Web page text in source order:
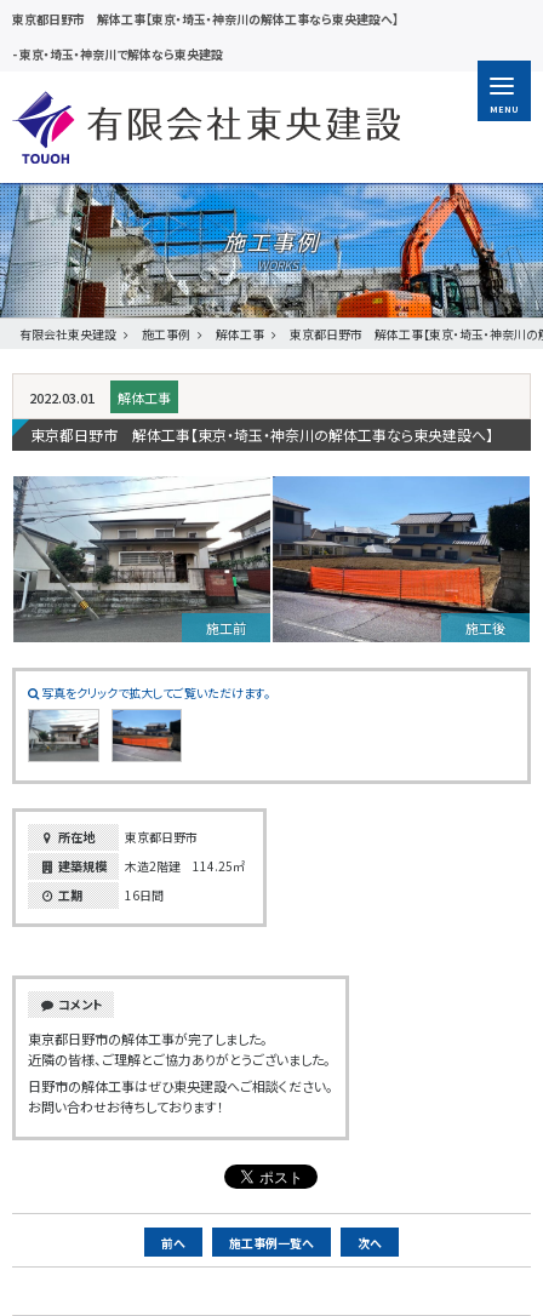
東京都日野市 解体工事【東京・埼玉・神奈川の解体工事なら東央建設へ】
-東京・埼玉・神奈川で解体なら東央建設
MENU
施工事例
有限会社東央建設 施工事例 解体工事 東京都日野市 解体工事【東京・埼玉・神奈川の
2022.03.01 解体工事
東京都日野市 解体工事【東京・埼玉・神奈川の解体工事なら東央建設へ】
施工前 施工後
写真をクリックで拡大してご覧いただけます。
所在地
東京都日野市
建築規模
木造2階建 114.25㎡
工期
16日間
コメント
東京都日野市の解体工事が完了しました。
近隣の皆様、ご理解とご協力ありがとうございました。
日野市の解体工事はぜひ東央建設へご相談ください。
お問い合わせお待ちしております！
ー
前へ 施工事例一覧へ 次へ